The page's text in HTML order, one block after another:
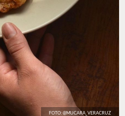
FOTO: @MUCARA_VERACRUZ